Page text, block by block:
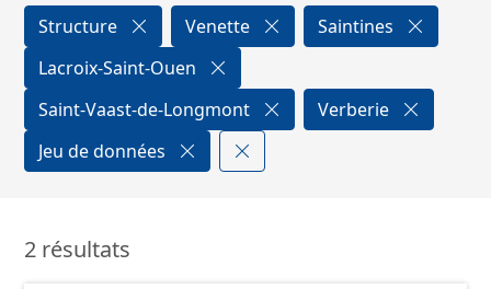
Structure Venette
Saintines
Lacroix-Saint-Ouen
Saint-Vaast-de-Longmont
Verberie
Jeu de données
2 résultats